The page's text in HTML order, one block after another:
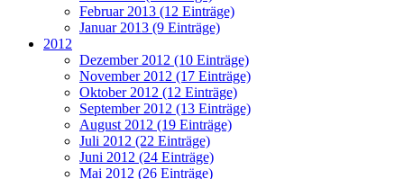
Februar 2013 (12 Einträge)
Januar 2013 (9 Einträge)
2012
Dezember 2012 (10 Einträge)
November 2012 (17 Einträge)
Oktober 2012 (12 Einträge)
September 2012 (13 Einträge)
August 2012 (19 Einträge)
Juli 2012 (22 Einträge)
Juni 2012 (24 Einträge)
Mai 2012 (26 Einträge)